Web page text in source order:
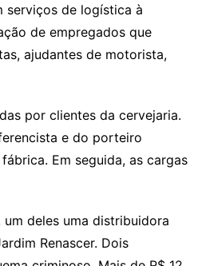
serviços de logística à
de empregados que
ajudantes de motorista,
por clientes da cervejaria.
e do porteiro
Em seguida, as cargas
deles uma distribuidora
Renascer. Dois